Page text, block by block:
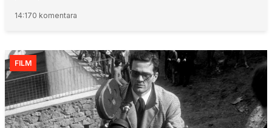
14:170 komentara
FILM